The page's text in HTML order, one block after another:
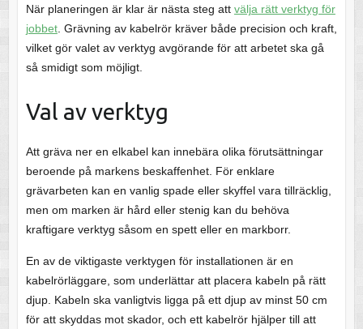
När planeringen är klar är nästa steg att välja rätt verktyg för
jobbet. Grävning av kabelrör kräver både precision och kraft,
vilket gör valet av verktyg avgörande för att arbetet ska gå
så smidigt som möjligt.
Val av verktyg
Att gräva ner en elkabel kan innebära olika förutsättningar
beroende på markens beskaffenhet. För enklare
grävarbeten kan en vanlig spade eller skyffel vara tillräcklig,
men om marken är hård eller stenig kan du behöva
kraftigare verktyg såsom en spett eller en markborr.
En av de viktigaste verktygen för installationen är en
kabelrörläggare, som underlättar att placera kabeln på rätt
djup. Kabeln ska vanligtvis ligga på ett djup av minst 50 cm
för att skyddas mot skador, och ett kabelrör hjälper till att